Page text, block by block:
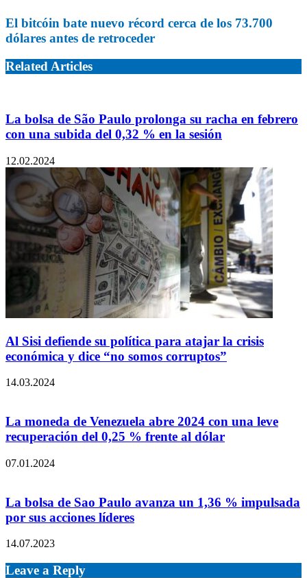
El bitcóin bate nuevo récord cerca de los 73.700
dólares antes de retroceder
Related Articles
La bolsa de São Paulo prolonga su racha en febrero
con una subida del 0,32 % en la sesión
12.02.2024
Al Sisi defiende su política para atajar la crisis
económica y dice “no somos corruptos”
14.03.2024
La moneda de Venezuela abre 2024 con una leve
recuperación del 0,25 % frente al dólar
07.01.2024
La bolsa de Sao Paulo avanza un 1,36 % impulsada
por sus acciones líderes
14.07.2023
Leave a Reply